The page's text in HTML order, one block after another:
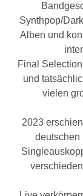
Synthpop/
Alben und
Final
und
vielen
2023
deutschen